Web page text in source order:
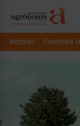
Webmail Finestreta